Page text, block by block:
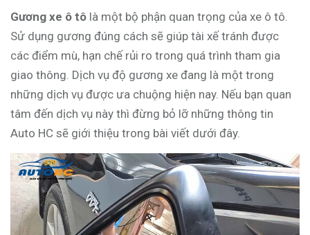
Gương xe ô tô là một bộ phận quan trọng của xe ô tô.
Sử dụng gương đúng cách sẽ giúp tài xế tránh được
các điểm mù, hạn chế rủi ro trong quá trình tham gia
giao thông. Dịch vụ độ gương xe đang là một trong
những dịch vụ được ưa chuộng hiện nay. Nếu bạn quan
tâm đến dịch vụ này thì đừng bỏ lỡ những thông tin
Auto HC sẽ giới thiệu trong bài viết dưới đây.